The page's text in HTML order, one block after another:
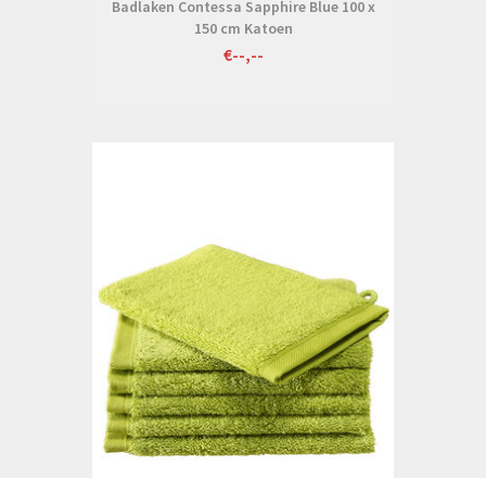
Badlaken Contessa Sapphire Blue 100 x
150 cm Katoen
€--,--